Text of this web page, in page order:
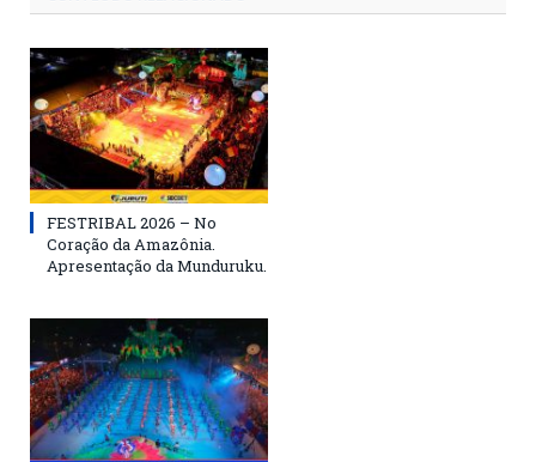
FESTRIBAL 2026 – No
Coração da Amazônia.
Apresentação da Munduruku.